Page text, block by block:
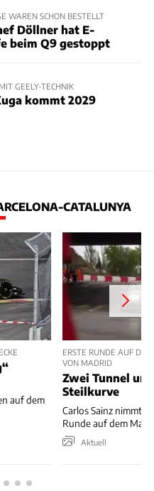
WAREN SCHON BESTELLT
Döllner hat E-
beim Q9 gestoppt
GEELY-TECHNIK
kommt 2029
CATALUNYA
auf dem
ERSTE RUNDE AUF
VON MADRID
Zwei Tunnel
Steilkurve
Carlos Sainz nimmt
Runde auf dem
Aktuell